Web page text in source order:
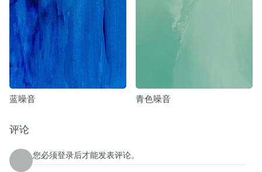
蓝噪音 青色噪音
评论
您必须登录后才能发表评论。